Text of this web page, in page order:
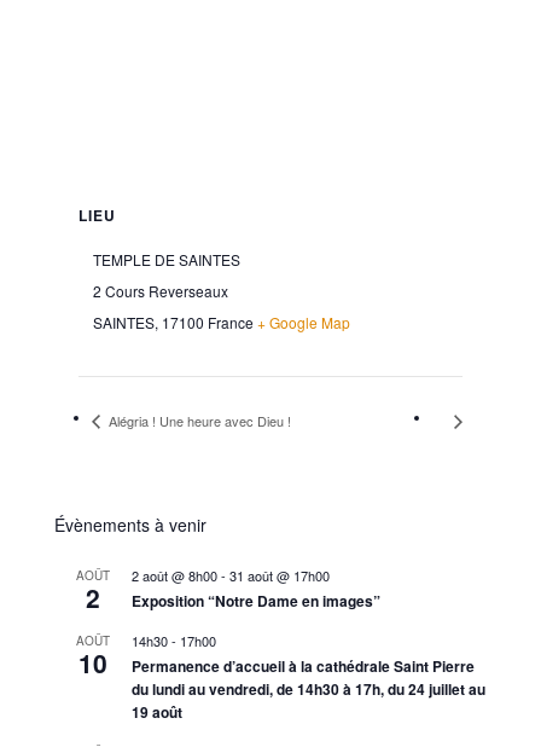
LIEU
TEMPLE DE SAINTES
2 Cours Reverseaux
SAINTES, 17100 France + Google Map
Alégria ! Une heure avec Dieu !
Évènements à venir
AOÛT
2
2 août @ 8h00- 31 août @ 17h00
Exposition “Notre Dame en images”
AOÛT
10
14h30- 17h00
Permanence d’accueil à la cathédrale Saint Pierre
du lundi au vendredi, de 14h30 à 17h, du 24 juillet au
19 août